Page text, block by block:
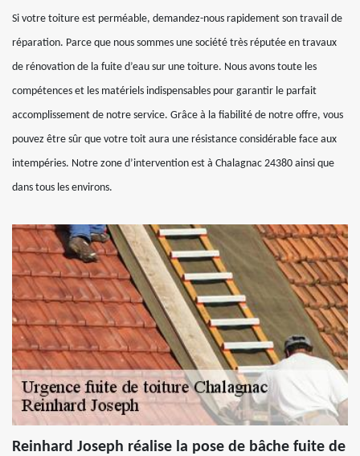
Si votre toiture est perméable, demandez-nous rapidement son travail de
réparation. Parce que nous sommes une société très réputée en travaux
de rénovation de la fuite d’eau sur une toiture. Nous avons toute les
compétences et les matériels indispensables pour garantir le parfait
accomplissement de notre service. Grâce à la fiabilité de notre offre, vous
pouvez être sûr que votre toit aura une résistance considérable face aux
intempéries. Notre zone d’intervention est à Chalagnac 24380 ainsi que
dans tous les environs.
Reinhard Joseph réalise la pose de bâche fuite de